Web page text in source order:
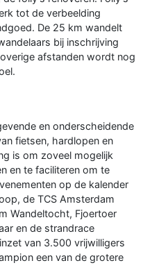
tot de verbeelding
De 25 km wandelt
bij inschrijving
afstanden wordt nog
en onderscheidende
fietsen, hardlopen en
is om zoveel mogelijk
en te faciliteren om te
op de kalender
de TCS Amsterdam
Wandeltocht, Fjoertoer
en de strandrace
van 3.500 vrijwilligers
een van de grotere